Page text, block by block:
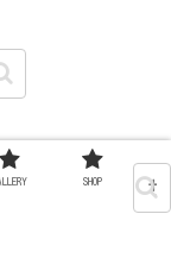
SHOP